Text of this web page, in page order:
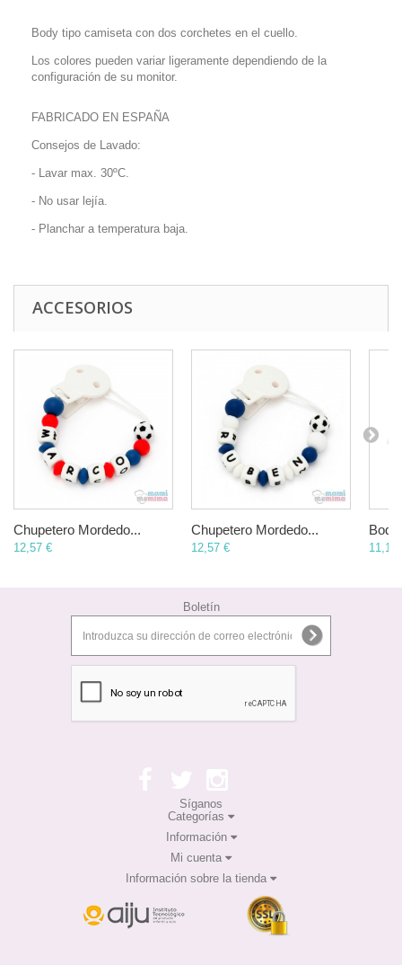
Body tipo camiseta con dos corchetes en el cuello.
Los colores pueden variar ligeramente dependiendo de la
configuración de su monitor.
FABRICADO EN ESPAÑA
Consejos de Lavado:
- Lavar max. 30ºC.
- No usar lejía.
- Planchar a temperatura baja.
ACCESORIOS
Chupetero Mordedo...
12,57 €
Chupetero Mordedo...
12,57 € 11,17
Boletín
Síganos
Categorías
Información
Mi cuenta
Información sobre la tienda